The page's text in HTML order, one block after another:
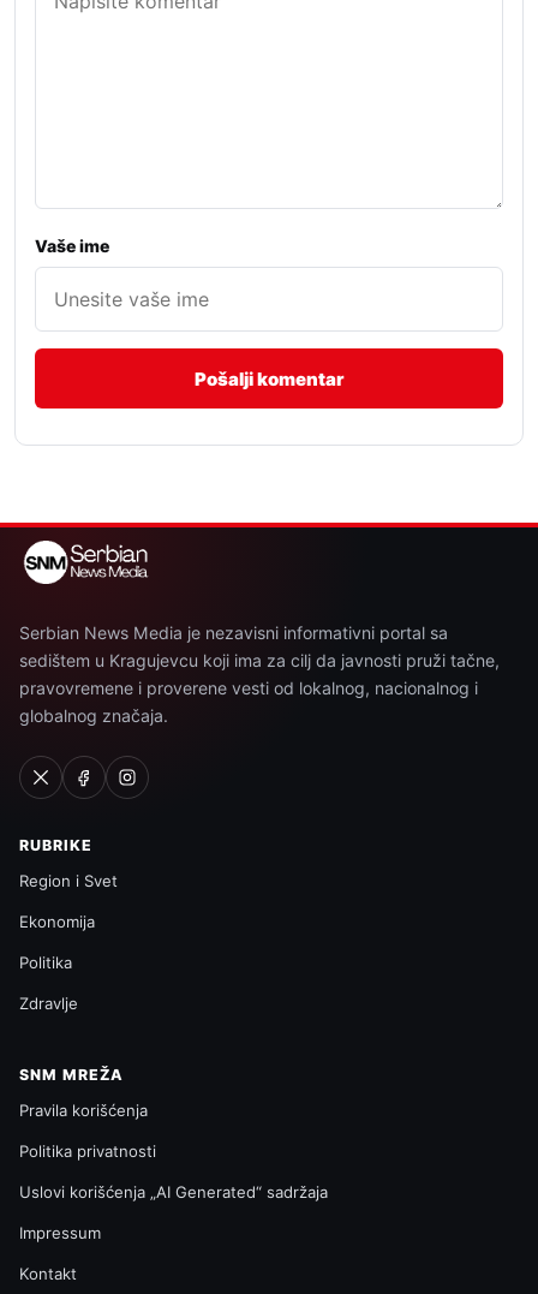
Vaše ime
Serbian News Media je nezavisni informativni portal sa
sedištem u Kragujevcu koji ima za cilj da javnosti pruži tačne,
pravovremene i proverene vesti od lokalnog, nacionalnog i
globalnog značaja.
RUBRIKE
Region i Svet
Ekonomija
Politika
Zdravlje
SNM MREŽA
Pravila korišćenja
Politika privatnosti
Uslovi korišćenja „AI Generated“ sadržaja
Impressum
Kontakt